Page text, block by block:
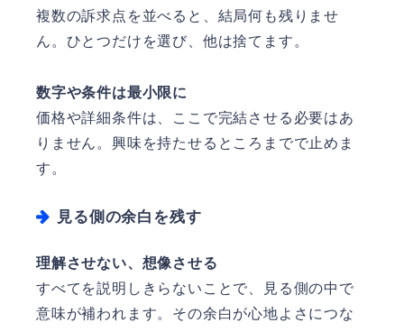
複数の訴求点を並べると、結局何も残りませ
ん。ひとつだけを選び、他は捨てます。
数字や条件は最小限に
価格や詳細条件は、ここで完結させる必要はあ
りません。興味を持たせるところまでで止めま
す。
見る側の余白を残す
理解させない、想像させる
すべてを説明しきらないことで、見る側の中で
意味が補われます。その余白が心地よさにつな